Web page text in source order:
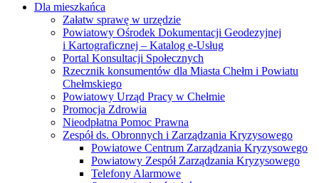
Dla mieszkańca
Załatw sprawę w urzędzie
Powiatowy Ośrodek Dokumentacji Geodezyjnej
i Kartograficznej – Katalog e-Usług
Portal Konsultacji Społecznych
Rzecznik konsumentów dla Miasta Chełm i Powiatu
Chełmskiego
Powiatowy Urząd Pracy w Chełmie
Promocja Zdrowia
Nieodpłatna Pomoc Prawna
Zespół ds. Obronnych i Zarządzania Kryzysowego
Powiatowe Centrum Zarządzania Kryzysowego
Powiatowy Zespół Zarządzania Kryzysowego
Telefony Alarmowe